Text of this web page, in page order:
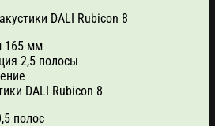
DALI Rubicon 8
165 мм
2,5 полосы
DALI Rubicon 8
полос